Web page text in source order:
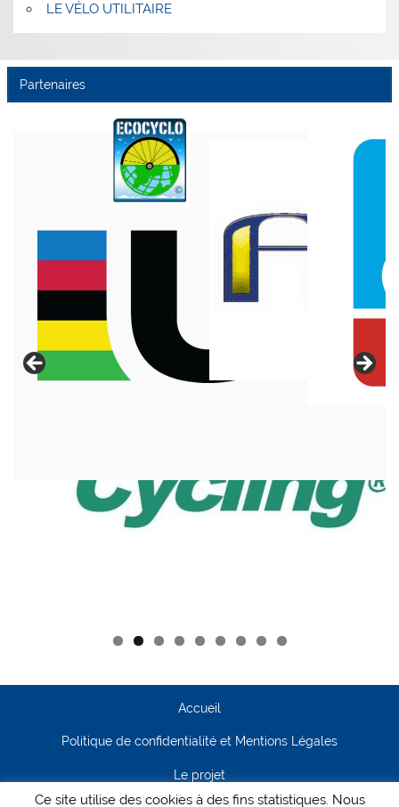
LE VÉLO UTILITAIRE
Partenaires
Accueil
Politique de confidentialité et Mentions Légales
Le projet
Ce site utilise des cookies à des fins statistiques. Nous